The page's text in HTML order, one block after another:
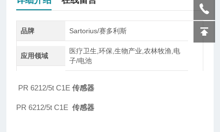
品牌 Sartorius/赛多利斯
应用领域
医疗卫生,环保,生物产业,农林牧渔,电
子/电池
PR 6212/5t C1E 传感器
PR 6212/5t C1E 传感器